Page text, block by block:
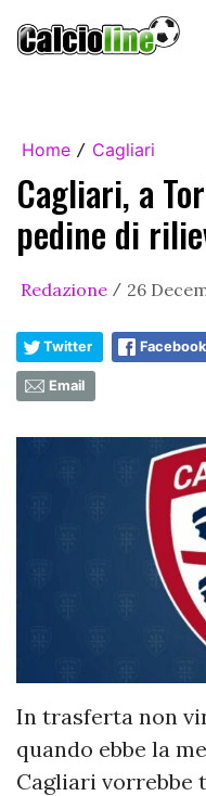
Home / Cagliari
Cagliari, a
pedine di
Redazione / 26
Twitter Facebook
Email
In trasferta non
quando ebbe la
Cagliari vorrebbe